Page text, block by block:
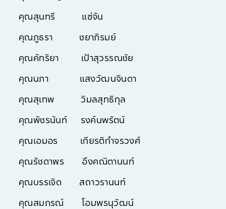
คุณสุนทรี แซ่จัน
คุณภูธรา ชยาภิรมย์
คุณคัทริยา เป้าสุวรรณชัย
คุณนภา แสงวัฒนจินดา
คุณสุเทพ วิมลสุทธิกุล
คุณพัชรนันท์ รงค์นพรัตน์
คุณเอมอร เกียรติกำจรวงศ์
คุณรัชดาพร อึงคณิตานนท์
คุณบรรเจิด สถาวรานนท์
คุณสมภรณ์ โอมพรนุวัฒน์